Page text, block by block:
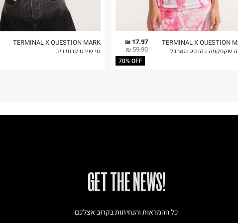
TERMINAL X QUESTION MARK
טי שירט קרופ ריב
17.97 ₪
59.90 ₪
70% OFF
TERMINAL X QUESTION
שקפקפה בהדפס מארבל
!GET THE NEWS
כל ההמראות והנחיתות בקרוב אצלכם